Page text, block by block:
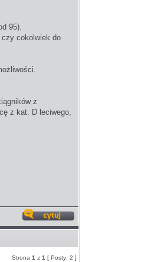
95).
czy cokolwiek do
z
z kat. D leciwego,
Odpowiedz
z
Strona1 z1 [ Posty: 2 ]